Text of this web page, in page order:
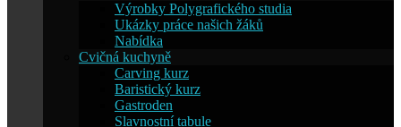
Výrobky Polygrafického studia
Ukázky práce našich žáků
Nabídka
Cvičná kuchyně
Carving kurz
Baristický kurz
Gastroden
Slavnostní tabule